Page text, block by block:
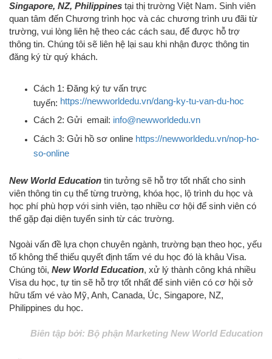
Singapore, NZ, Philippines tại thị trường Việt Nam. Sinh viên
quan tâm đến Chương trình học và các chương trình ưu đãi từ
trường, vui lòng liên hệ theo các cách sau, để được hỗ trợ
thông tin. Chúng tôi sẽ liên hệ lại sau khi nhận được thông tin
đăng ký từ quý khách.
Cách 1: Đăng ký tư vấn trực
tuyến: https://newworldedu.vn/dang-ky-tu-van-du-hoc
Cách 2: Gửi email: info@newworldedu.vn
Cách 3: Gửi hồ sơ online https://newworldedu.vn/nop-ho-
so-online
New World Education tin tưởng sẽ hỗ trợ tốt nhất cho sinh
viên thông tin cụ thể từng trường, khóa học, lộ trình du học và
học phí phù hợp với sinh viên, tạo nhiều cơ hội để sinh viên có
thể gặp đại diện tuyển sinh từ các trường.
Ngoài vấn đề lựa chọn chuyên ngành, trường bạn theo học, yếu
tố không thể thiếu quyết định tấm vé du học đó là khâu Visa.
Chúng tôi, New World Education, xử lý thành công khá nhiều
Visa du học, tự tin sẽ hỗ trợ tốt nhất để sinh viên có cơ hội sở
hữu tấm vé vào Mỹ, Anh, Canada, Úc, Singapore, NZ,
Philippines du học.
Biên tập bởi: Bộ phận Marketing New World Education